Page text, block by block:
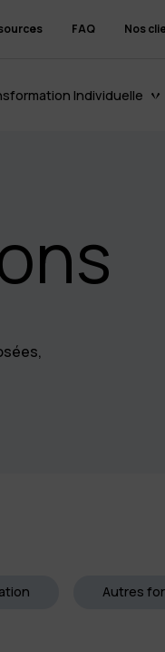
FAQ Nos
Individuelle
Autres